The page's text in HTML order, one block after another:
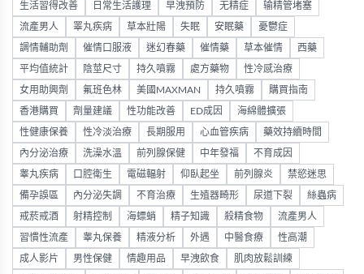
生活習得改善 日常生活護理 早洩預防 无精症 输精管堵塞
流產男人 睪丸疾病 草本壯陽 失眠 安眠藥 憂鬱症
調情輔助劑 催情口服液 迷幻春藥 催情藥 草本催情 西藥
平均值統計 陰莖尺寸 持久噴霧 處方藥物 性冷感治療
女用助興劑 氟班色林 美國MAXMAN 持久噴霧 購買指南
香港購買 劑量建議 性功能改善 ED成因 海綿體擴張
性健康保養 性冷淡治療 長期服用 心血管疾病 藥效持續時間
內分泌治療 洗澡水溫 前列腺保健 中年發福 不育成因
睾丸疾病 口腔衛生 電磁輻射 仰臥起坐 前列腺炎 禁慾迷思
備孕誤區 內分泌失調 不育治療 生殖器畸形 尿道下裂 絲蟲病
戒菸戒酒 射精控制 海螵蛸 精子知識 殺精食物 流產男人
習慣性流產 睾丸保養 精液分析 外遇 中醫食療 性高潮
成人影片 男性保健 情趣用品 早洩飲食 肌肉放鬆訓練